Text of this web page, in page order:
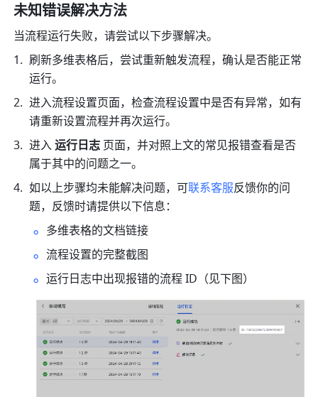
未知错误解决方法
当流程运行失败，请尝试以下步骤解决。
刷新多维表格后，尝试重新触发流程，确认是否能正常
运行。
进入流程设置页面，检查流程设置中是否有异常，如有
请重新设置流程并再次运行。
进入 运行日志 页面，并对照上文的常见报错查看是否
属于其中的问题之一。
如以上步骤均未能解决问题，可联系客服反馈你的问
题，反馈时请提供以下信息：
多维表格的文档链接
流程设置的完整截图
运行日志中出现报错的流程 ID（见下图）